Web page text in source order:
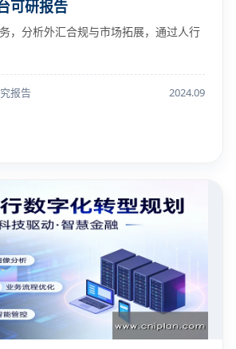
可研报告
，分析外汇合规与市场拓展，通过人行
报告 2024.09